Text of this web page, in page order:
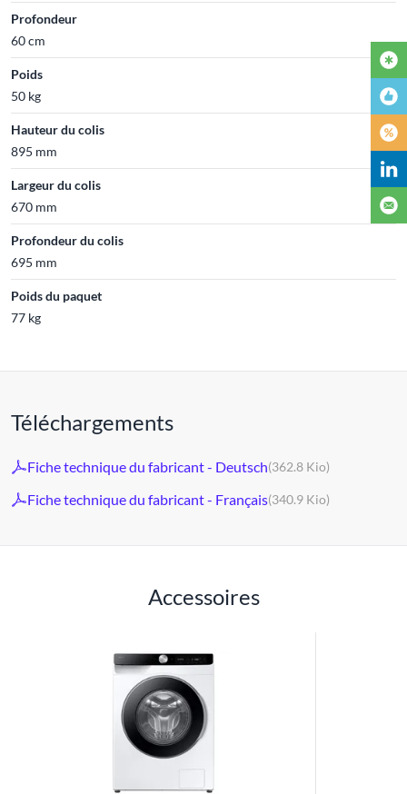
Profondeur
60 cm
Poids
50 kg
Hauteur du colis
895 mm
Largeur du colis
670 mm
Profondeur du colis
695 mm
Poids du paquet
77 kg
Téléchargements
Fiche technique du fabricant - Deutsch(362.8 Kio)
Fiche technique du fabricant - Français(340.9 Kio)
Accessoires